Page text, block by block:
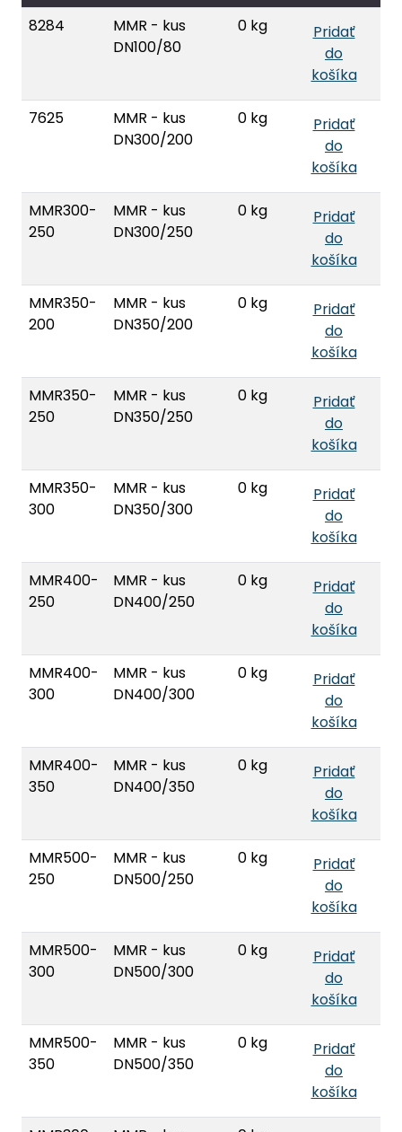
8284
MMR - kus
DN100/80
0 kg
Pridať
do
košíka
7625
MMR - kus
DN300/200
0 kg
Pridať
do
košíka
MMR300-
250
MMR - kus
DN300/250
0 kg
Pridať
do
košíka
MMR350-
200
MMR - kus
DN350/200
0 kg
Pridať
do
košíka
MMR350-
250
MMR - kus
DN350/250
0 kg
Pridať
do
košíka
MMR350-
300
MMR - kus
DN350/300
0 kg
Pridať
do
košíka
MMR400-
250
MMR - kus
DN400/250
0 kg
Pridať
do
košíka
MMR400-
300
MMR - kus
DN400/300
0 kg
Pridať
do
košíka
MMR400-
350
MMR - kus
DN400/350
0 kg
Pridať
do
košíka
MMR500-
250
MMR - kus
DN500/250
0 kg
Pridať
do
košíka
MMR500-
300
MMR - kus
DN500/300
0 kg
Pridať
do
košíka
MMR500-
350
MMR - kus
DN500/350
0 kg
Pridať
do
košíka